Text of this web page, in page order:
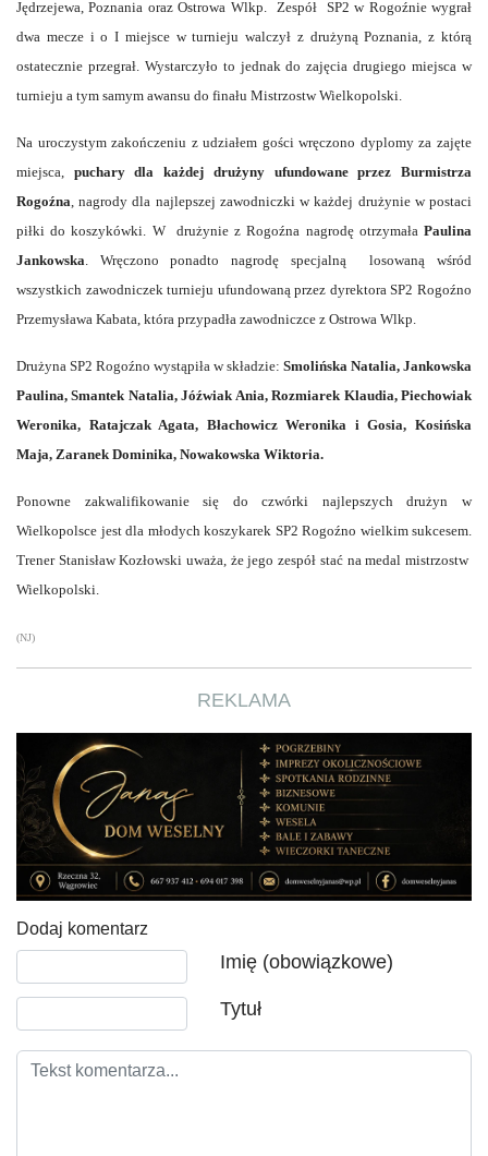
Jędrzejewa, Poznania oraz Ostrowa Wlkp. Zespół SP2 w Rogoźnie wygrał
dwa mecze i o I miejsce w turnieju walczył z drużyną Poznania, z którą
ostatecznie przegrał. Wystarczyło to jednak do zajęcia drugiego miejsca w
turnieju a tym samym awansu do finału Mistrzostw Wielkopolski.
Na uroczystym zakończeniu z udziałem gości wręczono dyplomy za zajęte
miejsca, puchary dla każdej drużyny ufundowane przez Burmistrza
Rogoźna , nagrody dla najlepszej zawodniczki w każdej drużynie w postaci
piłki do koszykówki. W drużynie z Rogoźna nagrodę otrzymała Paulina
Jankowska . Wręczono ponadto nagrodę specjalną losowaną wśród
wszystkich zawodniczek turnieju ufundowaną przez dyrektora SP2 Rogoźno
Przemysława Kabata, która przypadła zawodniczce z Ostrowa Wlkp.
Drużyna SP2 Rogoźno wystąpiła w składzie: Smolińska Natalia, Jankowska
Paulina, Smantek Natalia, Jóźwiak Ania, Rozmiarek Klaudia, Piechowiak
Weronika, Ratajczak Agata, Błachowicz Weronika i Gosia, Kosińska
Maja, Zaranek Dominika, Nowakowska Wiktoria.
Ponowne zakwalifikowanie się do czwórki najlepszych drużyn w
Wielkopolsce jest dla młodych koszykarek SP2 Rogoźno wielkim sukcesem.
Trener Stanisław Kozłowski uważa, że jego zespół stać na medal mistrzostw
Wielkopolski.
(NJ)
REKLAMA
Dodaj komentarz
Imię (obowiązkowe)
Tytuł
Tekst komentarza